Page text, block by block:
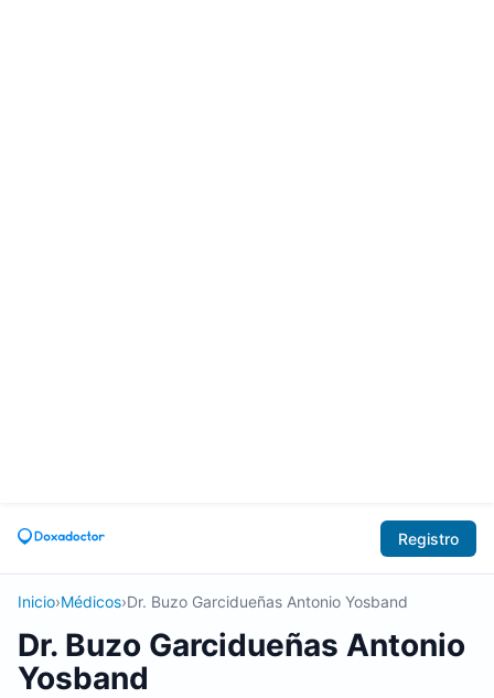
Registro
Inicio›Médicos›Dr. Buzo Garcidueñas Antonio Yosband
Dr. Buzo Garcidueñas Antonio
Yosband